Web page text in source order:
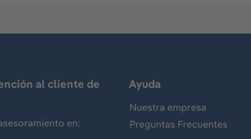
al cliente de
en:
Ayuda
Nuestra empresa
Preguntas Frecuentes